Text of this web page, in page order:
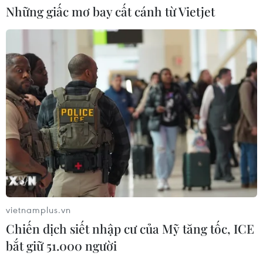
Tổng Biên tập: TRẦN TIẾN DUẨN
Phó Tổng Biên tập: NGUYỄN THỊ TÁM, KHÚC THANH
THỦY
Sở hữu trí tuệ
Quy định sử dụng
RSS
Hỗ trợ
Ngôn ngữ
TTXVN
Dịch vụ tin
Quảng cáo
Liên hệ
Giấy phép số: 1374/GP-BTTTT do Bộ Thông tin và Truyền thông
Những giấc mơ bay cất cánh từ Vietjet
vietnamplus.vn
Chiến dịch siết nhập cư của Mỹ tăng tốc, ICE
bắt giữ 51.000 người